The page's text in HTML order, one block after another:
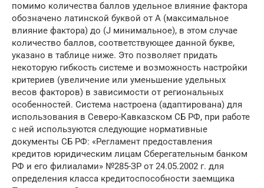
помимо количества баллов удельное влияние фактора
обозначено латинской буквой от А (максимальное
влияние фактора) до (J минимальное), в этом случае
количество баллов, соответствующее данной букве,
указано в таблице ниже. Это позволяет придать
некоторую гибкость системе и возможность настройки
критериев (увеличение или уменьшение удельных
весов факторов) в зависимости от региональных
особенностей. Система настроена (адаптирована) для
использования в Северо-Кавказском СБ РФ, при работе
с ней используются следующие нормативные
документы СБ РФ: «Регламент предоставления
кредитов юридическим лицам Сберегательным банком
РФ и его филиалами» №285-ЗР от 24.05.2002 г. для
определения класса кредитоспособности заемщика